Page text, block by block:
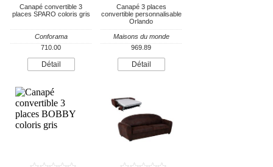
Canapé convertible 3
places SPARO coloris gris
Conforama
710.00
Détail
Canapé 3 places
convertible personnalisable
Orlando
Maisons du monde
969.89
Détail